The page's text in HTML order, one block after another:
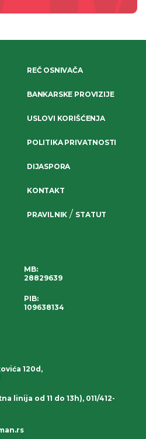
120d,
linija od 11 do 13h), 011/412-
REČ OSNIVAČA
BANKARSKE PROVIZIJE
USLOVI KORIŠĆENJA
POLITIKA PRIVATNOSTI
DIJASPORA
KONTAKT
PRAVILNIK / STATUT
MB:
28829639
PIB:
109638134